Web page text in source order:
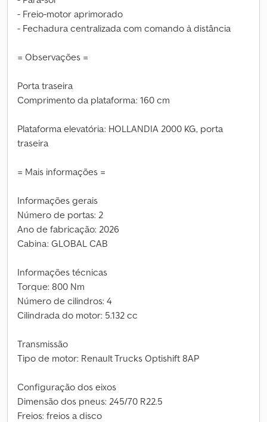
- Freio-motor aprimorado
- Fechadura centralizada com comando à distância
= Observações =
Porta traseira
Comprimento da plataforma: 160 cm
Plataforma elevatória: HOLLANDIA 2000 KG, porta
traseira
= Mais informações =
Informações gerais
Número de portas: 2
Ano de fabricação: 2026
Cabina: GLOBAL CAB
Informações técnicas
Torque: 800 Nm
Número de cilindros: 4
Cilindrada do motor: 5.132 cc
Transmissão
Tipo de motor: Renault Trucks Optishift 8AP
Configuração dos eixos
Dimensão dos pneus: 245/70 R22.5
Freios: freios a disco